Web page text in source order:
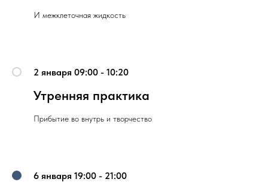
И межклеточная жидкость
2 января 09:00 - 10:20
Утренняя практика
Прибытие во внутрь и творчество
6 января 19:00 - 21:00